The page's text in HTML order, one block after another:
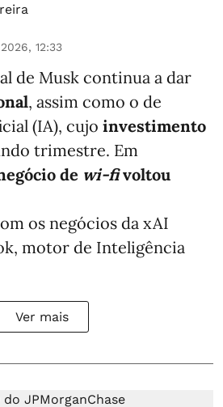
12:33
de Musk continua a dar
, assim como o de
(IA), cujo investimento
trimestre. Em
de wi-fivoltou
os negócios da xAI
motor de Inteligência
Ver mais